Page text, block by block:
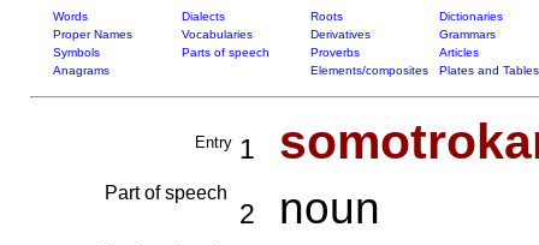
Words Dialects Roots
Dictionaries
Proper Names
Vocabularies Derivatives
Grammars
Symbols
Parts of speech Proverbs
Articles
Anagrams
Elements/composites Plates and Tables
Entry 1
Part of speech
2 noun